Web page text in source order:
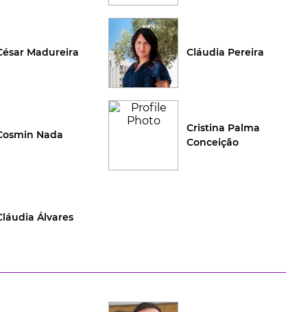
Madureira Cláudia Pereira
Nada
Cristina Palma
Conceição
Álvares